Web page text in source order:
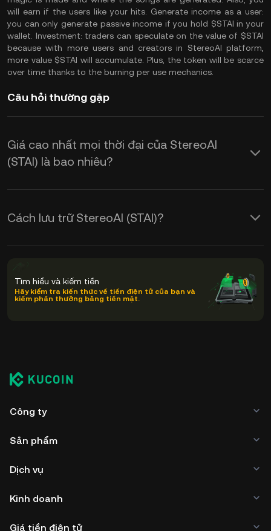
will earn if the users like your hits. Generate income as a user:
you can only generate passive income if you hold $STAI in your
wallet. Investment: traders can speculate on the value of $STAI
because with more users and creators in StereoAI platform,
more value $STAI will accumulate. Plus, the token will be scarce
over time thanks to the burning per use mechanics.
Câu hỏi thường gặp
Giá cao nhất mọi thời đại của StereoAI
(STAI) là bao nhiêu?
Cách lưu trữ StereoAI (STAI)?
Tìm hiểu và kiếm tiền
Hãy kiểm tra kiến thức về tiền điện tử của bạn và
kiếm phần thưởng bằng tiền mặt.
Công ty
Sản phẩm
Dịch vụ
Kinh doanh
Giá tiền điện tử